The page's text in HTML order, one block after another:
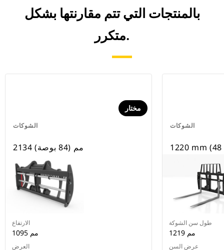
بالمنتجات التي تتم مقارنتها بشكل
متكرر.
الشوكات
مختار
2134 مم (84 بوصة)
الارتفاع
1095 مم
العرض
الشوكات
1220 mm
طول سن الشوكة
1219 مم
عرض السن